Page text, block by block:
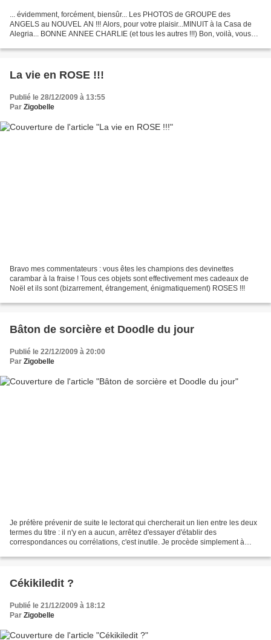
... évidemment, forcément, biensûr... Les PHOTOS de GROUPE des
ANGELS au NOUVEL AN !!! Alors, pour votre plaisir...MINUIT à la Casa de
Alegria... BONNE ANNEE CHARLIE (et tous les autres !!!) Bon, voilà, vous
La vie en ROSE !!!
Publié le 28/12/2009 à 13:55
Par Zigobelle
Bravo mes commentateurs : vous êtes les champions des devinettes
carambar à la fraise ! Tous ces objets sont effectivement mes cadeaux de
Noël et ils sont (bizarrement, étrangement, énigmatiquement) ROSES !!!
Bâton de sorcière et Doodle du jour
Publié le 22/12/2009 à 20:00
Par Zigobelle
Je préfère prévenir de suite le lectorat qui chercherait un lien entre les deux
termes du titre : il n'y en a aucun, arrêtez d'essayer d'établir des
correspondances ou corrélations, c'est inutile. Je procède simplement à
Cékikiledit ?
Publié le 21/12/2009 à 18:12
Par Zigobelle